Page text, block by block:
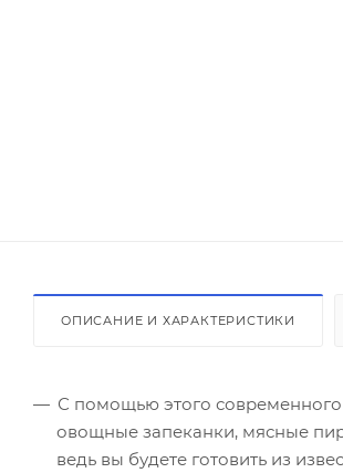
ОПИСАНИЕ И ХАРАКТЕРИСТИКИ
С помощью этого
овощные запеканки, мясные
ведь вы будете готовить из